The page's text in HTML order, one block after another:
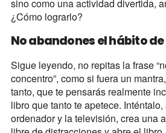
sino como una actividad divertida,
¿Cómo lograrlo?
No abandones el hábito
Sigue leyendo, no repitas la frase
concentro”, como si fuera un
tanto, que te pensarás realmente
libro que tanto te apetece.
ordenador y la televisión, crea una